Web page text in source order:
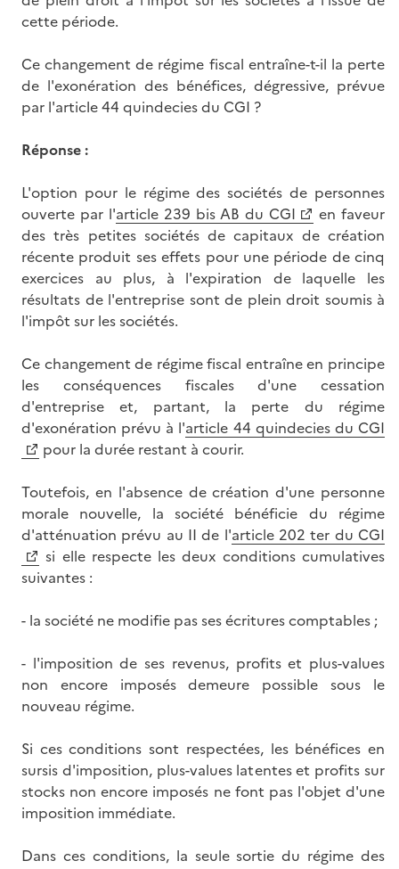
cette période.
Ce changement de régime fiscal entraîne-t-il la perte
de l'exonération des bénéfices, dégressive, prévue
par l'article 44 quindecies du CGI ?
Réponse :
L'option pour le régime des sociétés de personnes
ouverte par l'article 239 bis AB du CGI
en faveur
des très petites sociétés de capitaux de création
récente produit ses effets pour une période de cinq
exercices au plus, à l'expiration de laquelle les
résultats de l'entreprise sont de plein droit soumis à
l'impôt sur les sociétés.
Ce changement de régime fiscal entraîne en principe
les conséquences fiscales d'une cessation
d'entreprise et, partant, la perte du régime
d'exonération prévu à l'article 44 quindecies du CGI
pour la durée restant à courir.
Toutefois, en l'absence de création d'une personne
morale nouvelle, la société bénéficie du régime
d'atténuation prévu au II de l'article 202 ter du CGI
si elle respecte les deux conditions cumulatives
suivantes :
- la société ne modifie pas ses écritures comptables ;
- l'imposition de ses revenus, profits et plus-values
non encore imposés demeure possible sous le
nouveau régime.
Si ces conditions sont respectées, les bénéfices en
sursis d'imposition, plus-values latentes et profits sur
stocks non encore imposés ne font pas l'objet d'une
imposition immédiate.
Dans ces conditions, la seule sortie du régime des